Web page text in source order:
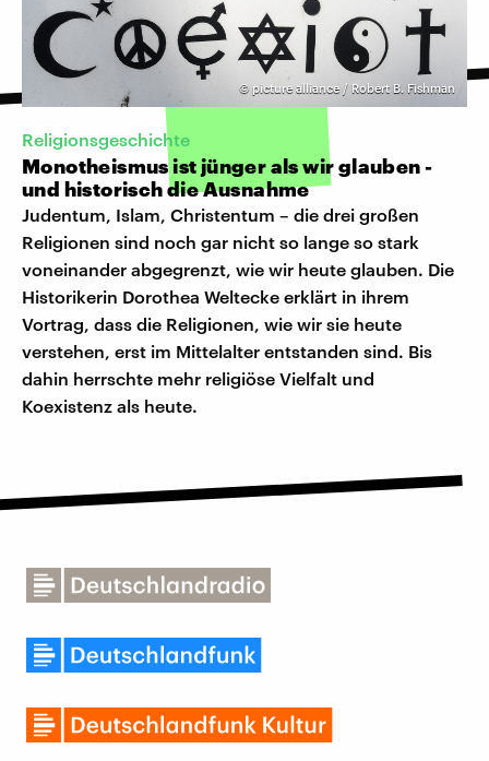
© picture alliance / Robert B. Fishman
Religionsgeschichte
Monotheismus ist jünger als wir glauben -
und historisch die Ausnahme
Judentum, Islam, Christentum – die drei großen
Religionen sind noch gar nicht so lange so stark
voneinander abgegrenzt, wie wir heute glauben. Die
Historikerin Dorothea Weltecke erklärt in ihrem
Vortrag, dass die Religionen, wie wir sie heute
verstehen, erst im Mittelalter entstanden sind. Bis
dahin herrschte mehr religiöse Vielfalt und
Koexistenz als heute.